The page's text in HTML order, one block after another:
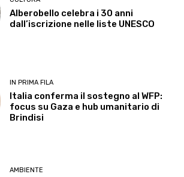
Alberobello celebra i 30 anni
dall’iscrizione nelle liste UNESCO
IN PRIMA FILA
Italia conferma il sostegno al WFP:
focus su Gaza e hub umanitario di
Brindisi
AMBIENTE